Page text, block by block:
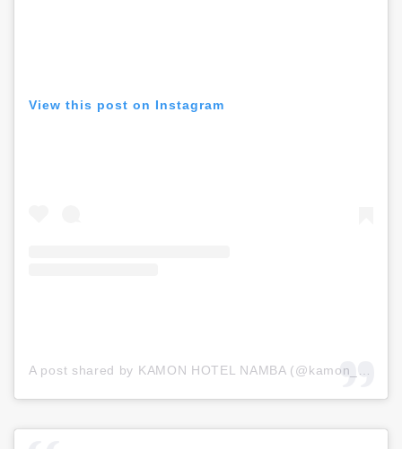
View this post on Instagram